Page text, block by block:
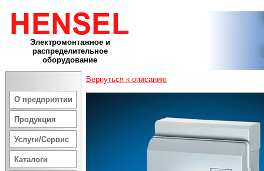
Электромонтажное и
распределительное
оборудование
О предприятии
Продукция
Услуги/Сервис
Каталоги
Вернуться к описанию